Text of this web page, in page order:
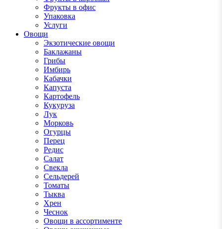
Фрукты в офис
Упаковка
Услуги
Овощи
Экзотические овощи
Баклажаны
Грибы
Имбирь
Кабачки
Капуста
Картофель
Кукуруза
Лук
Морковь
Огурцы
Перец
Редис
Салат
Свекла
Сельдерей
Томаты
Тыква
Хрен
Чеснок
Овощи в ассортименте